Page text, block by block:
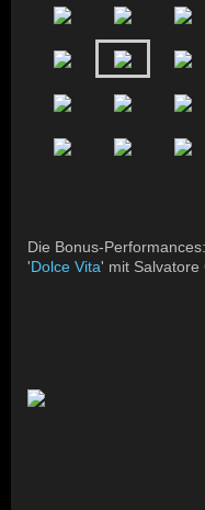
Die Bonus-Performances:
'Dolce Vita' mit Salvatore